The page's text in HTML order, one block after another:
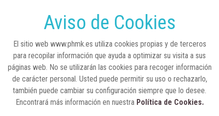
Lilly impulsa "Razones de Peso" para
visibilizar la obesidad
25 de marzo, 2023 ENTRE BASTIDORES
Real Academia Nacional de Farmacia: un
Aviso de Cookies
El sitio web www.phmk.es utiliza cookies propias y de terceros
para recopilar información que ayuda a optimizar su visita a sus
páginas web. No se utilizarán las cookies para recoger información
de carácter personal. Usted puede permitir su uso o rechazarlo,
también puede cambiar su configuración siempre que lo desee.
Encontrará más información en nuestra Política de Cookies.